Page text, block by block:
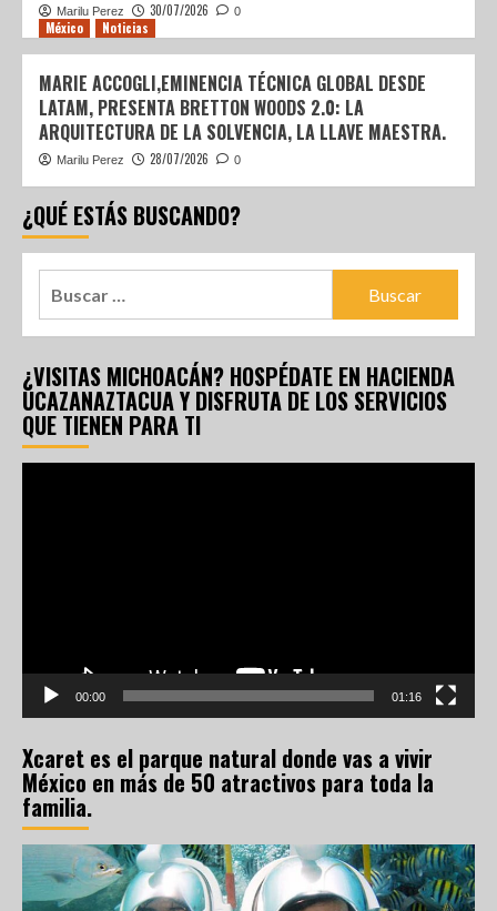
Marilu Perez 30/07/2026 0
México Noticias
MARIE ACCOGLI,EMINENCIA TÉCNICA GLOBAL DESDE
LATAM, PRESENTA BRETTON WOODS 2.0: LA
ARQUITECTURA DE LA SOLVENCIA, LA LLAVE MAESTRA.
Marilu Perez 28/07/2026 0
¿QUÉ ESTÁS BUSCANDO?
¿VISITAS MICHOACÁN? HOSPÉDATE EN HACIENDA
UCAZANAZTACUA Y DISFRUTA DE LOS SERVICIOS
QUE TIENEN PARA TI
00:00 01:16
Xcaret es el parque natural donde vas a vivir
México en más de 50 atractivos para toda la
familia.